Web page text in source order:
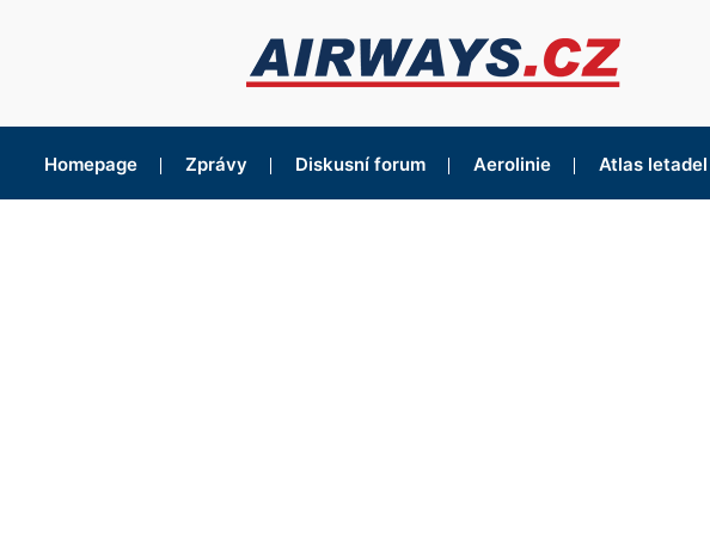
Homepage Zprávy Diskusní forum Aerolinie Atlas letadel